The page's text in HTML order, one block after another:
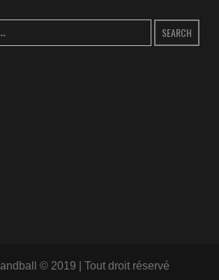
SEARCH
© 2019 | Tout droit réservé